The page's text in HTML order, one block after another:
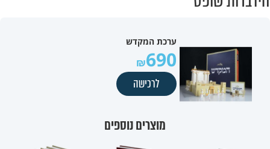
ערכת המקדש
690
לרכישה
מוצרים נוספים